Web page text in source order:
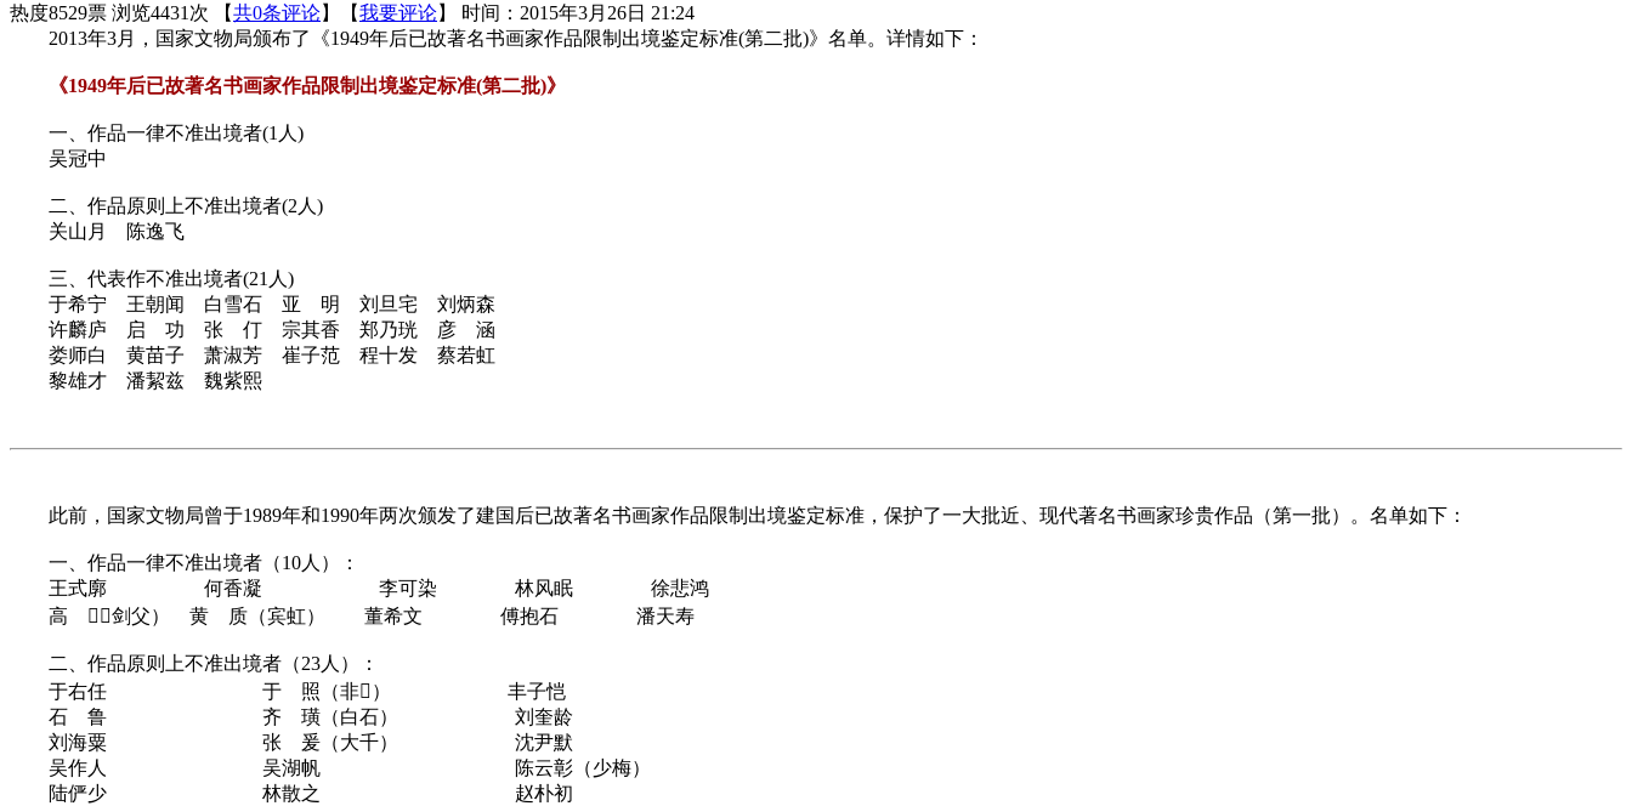
热度8529票 浏览4431次 【共0条评论】【我要评论】 时间：2015年3月26日 21:24
2013年3月，国家文物局颁布了《1949年后已故著名书画家作品限制出境鉴定标准(第二批)》名单。详情如下：
《1949年后已故著名书画家作品限制出境鉴定标准(第二批)》
一、作品一律不准出境者(1人)
吴冠中
二、作品原则上不准出境者(2人)
关山月 陈逸飞
三、代表作不准出境者(21人)
于希宁 王朝闻 白雪石 亚 明 刘旦宅 刘炳森
许麟庐 启 功 张 仃 宗其香 郑乃珖 彦 涵
娄师白 黄苗子 萧淑芳 崔子范 程十发 蔡若虹
黎雄才 潘絜兹 魏紫熙
此前，国家文物局曾于1989年和1990年两次颁发了建国后已故著名书画家作品限制出境鉴定标准，保护了一大批近、现代著名书画家珍贵作品（第一批）。名单如下：
一、作品一律不准出境者（10人）：
王式廓 何香凝 李可染 林风眠 徐悲鸿
高 （剑父） 黄 质（宾虹） 董希文 傅抱石 潘天寿
二、作品原则上不准出境者（23人）：
于右任 于 照（非） 丰子恺
石 鲁 齐 璜（白石） 刘奎龄
刘海粟 张 爰（大千） 沈尹默
吴作人 吴湖帆 陈云彰（少梅）
陆俨少 林散之 赵朴初